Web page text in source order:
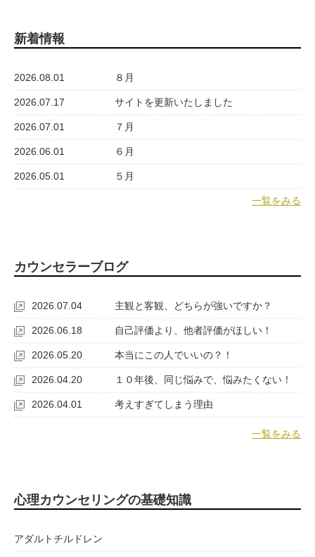
新着情報
2026.08.01 ８月
2026.07.17 サイトを更新いたしました
2026.07.01 ７月
2026.06.01 ６月
2026.05.01 ５月
一覧をみる
カウンセラーブログ
2026.07.04 主観と客観、どちらが強いですか？
2026.06.18 自己評価より、他者評価がほしい！
2026.05.20 本当にこの人でいいの？！
2026.04.20 １０年後、同じ悩みで、悩みたくない！
2026.04.01 考えすぎてしまう理由
一覧をみる
心理カウンセリングの基礎知識
アダルトチルドレン